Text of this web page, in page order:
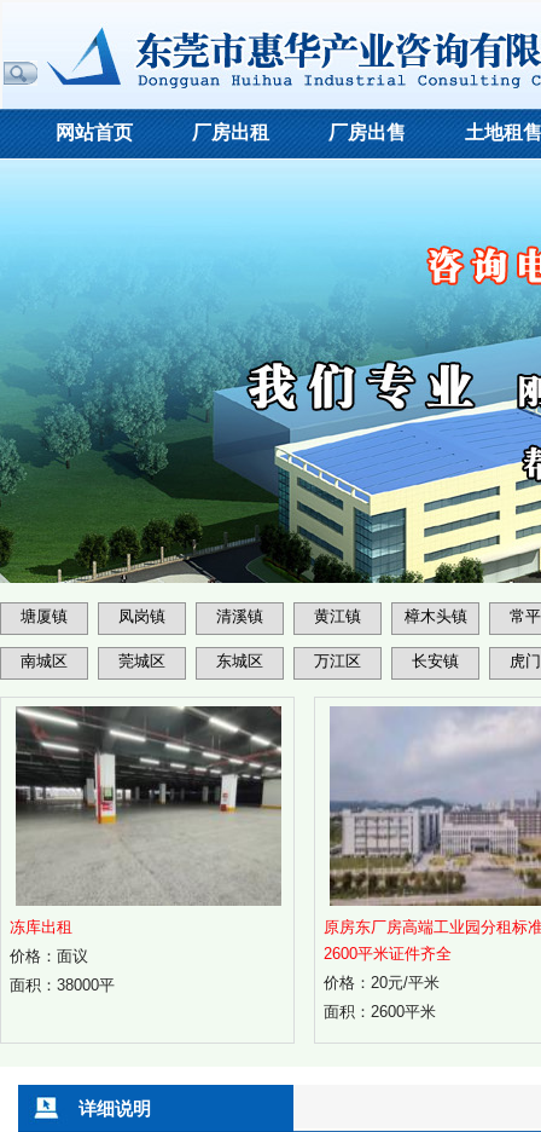
网站首页 厂房出租 厂房出售 土地租售
塘厦镇 凤岗镇 清溪镇 黄江镇 樟木头镇 常
南城区 莞城区 东城区 万江区 长安镇 虎
冻库出租
价格：面议
面积：38000平
原房东厂房高端工业园分租标
2600平米证件齐全
价格：20元/平米
面积：2600平米
详细说明